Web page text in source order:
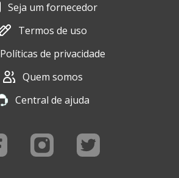
Seja um fornecedor
Termos de uso
Políticas de privacidade
Quem somos
Central de ajuda